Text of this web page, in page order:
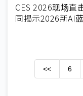
CES 2026现场
同揭示2026新AI
<< 6